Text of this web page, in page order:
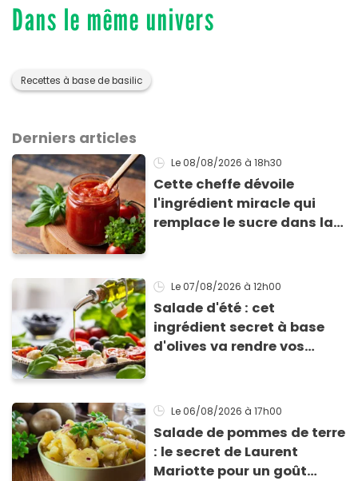
Dans le même univers
Recettes à base de basilic
Derniers articles
Le 08/08/2026 à 18h30
Cette cheffe dévoile
l'ingrédient miracle qui
remplace le sucre dans la
Le 07/08/2026 à 12h00
Salade d'été : cet
ingrédient secret à base
d'olives va rendre vos
Le 06/08/2026 à 17h00
Salade de pommes de terre
: le secret de Laurent
Mariotte pour un goût